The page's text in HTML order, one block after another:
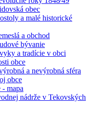
obec
a malé historické
a obchod
bývanie
a tradície v obci
obce
a nevýrobná sféra
obce
mapa
nádrže v Tekovských